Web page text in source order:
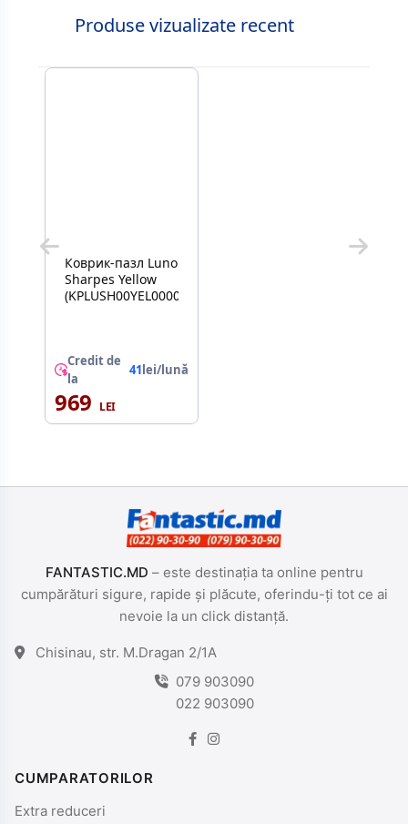
Produse vizualizate recent
Коврик-пазл Luno
Sharpes Yellow
(KPLUSH00YEL0000)
Credit de
la
41lei/lună
969
FANTASTIC.MD – este destinația ta online pentru
cumpărături sigure, rapide și plăcute, oferindu-ți tot ce ai
nevoie la un click distanță.
Chisinau, str. M.Dragan 2/1A
079 903090
022 903090
CUMPARATORILOR
Extra reduceri